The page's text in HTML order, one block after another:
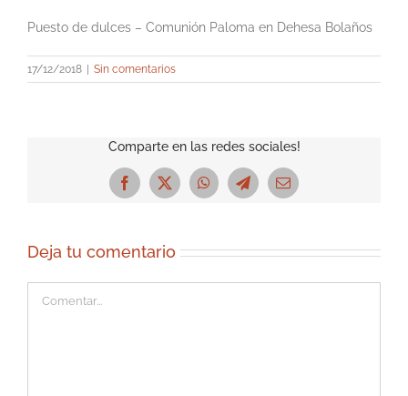
Puesto de dulces – Comunión Paloma en Dehesa Bolaños
17/12/2018 Sin comentarios
Comparte en las redes sociales!
Facebook
X WhatsAppTelegramCorreo
Deja tu comentario